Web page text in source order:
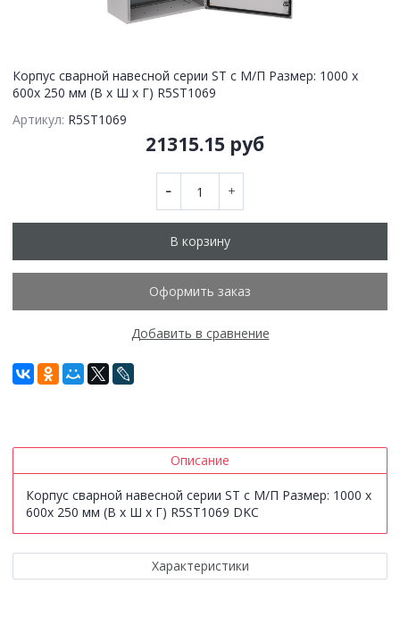
Корпус сварной навесной серии ST с М/П Размер: 1000 x
600x 250 мм (В х Ш х Г) R5ST1069
Артикул: R5ST1069
21315.15 руб
В корзину
Оформить заказ
Добавить в сравнение
Описание
Корпус сварной навесной серии ST с М/П Размер: 1000 x
600x 250 мм (В х Ш х Г) R5ST1069 DKC
Характеристики